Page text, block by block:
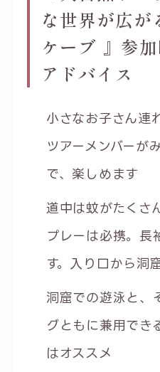
な世界が広が
ケーブ 』参
アドバイス
小さなお子さん連
ツアーメンバーが
で、楽しめます
道中は蚊がたくさ
プレーは必携。長
す。入り口から洞
洞窟での遊泳と、
グともに兼用でき
はオススメ